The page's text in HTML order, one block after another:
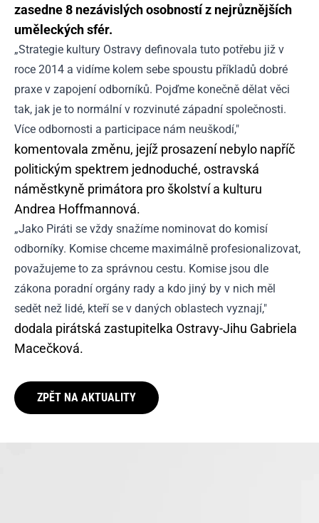
zasedne 8 nezávislých osobností z nejrůznějších
uměleckých sfér.
„Strategie kultury Ostravy definovala tuto potřebu již v
roce 2014 a vidíme kolem sebe spoustu příkladů dobré
praxe v zapojení odborníků. Pojďme konečně dělat věci
tak, jak je to normální v rozvinuté západní společnosti.
Více odbornosti a participace nám neuškodí,"
komentovala změnu, jejíž prosazení nebylo napříč
politickým spektrem jednoduché, ostravská
náměstkyně primátora pro školství a kulturu
Andrea Hoffmannová.
„Jako Piráti se vždy snažíme nominovat do komisí
odborníky. Komise chceme maximálně profesionalizovat,
považujeme to za správnou cestu. Komise jsou dle
zákona poradní orgány rady a kdo jiný by v nich měl
sedět než lidé, kteří se v daných oblastech vyznají,"
dodala pirátská zastupitelka Ostravy-Jihu Gabriela
Macečková.
ZPĚT NA AKTUALITY